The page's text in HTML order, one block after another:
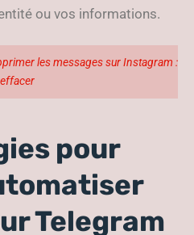
ou vos informations.
les messages sur Instagram :
pour
Telegram